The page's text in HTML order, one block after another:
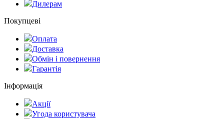
Дилерам
Покупцеві
Оплата
Доставка
Обмін і повернення
Гарантія
Інформація
Акції
Угода користувача